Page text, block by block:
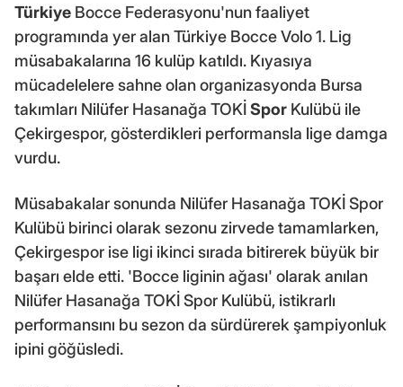
Türkiye Bocce Federasyonu'nun faaliyet
programında yer alan Türkiye Bocce Volo 1. Lig
müsabakalarına 16 kulüp katıldı. Kıyasıya
mücadelelere sahne olan organizasyonda Bursa
takımları Nilüfer Hasanağa TOKİSpor Kulübü ile
Çekirgespor, gösterdikleri performansla lige damga
vurdu.
Müsabakalar sonunda Nilüfer Hasanağa TOKİ Spor
Kulübü birinci olarak sezonu zirvede tamamlarken,
Çekirgespor ise ligi ikinci sırada bitirerek büyük bir
başarı elde etti. 'Bocce liginin ağası' olarak anılan
Nilüfer Hasanağa TOKİ Spor Kulübü, istikrarlı
performansını bu sezon da sürdürerek şampiyonluk
ipini göğüsledi.